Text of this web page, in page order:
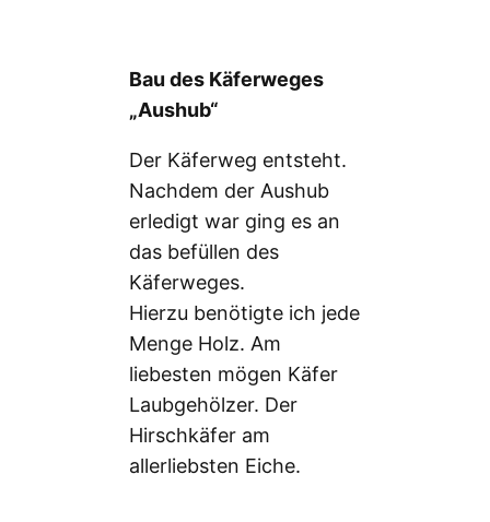
Bau des Käferweges
„Aushub“
Der Käferweg entsteht.
Nachdem der Aushub
erledigt war ging es an
das befüllen des
Käferweges.
Hierzu benötigte ich jede
Menge Holz. Am
liebesten mögen Käfer
Laubgehölzer. Der
Hirschkäfer am
allerliebsten Eiche.